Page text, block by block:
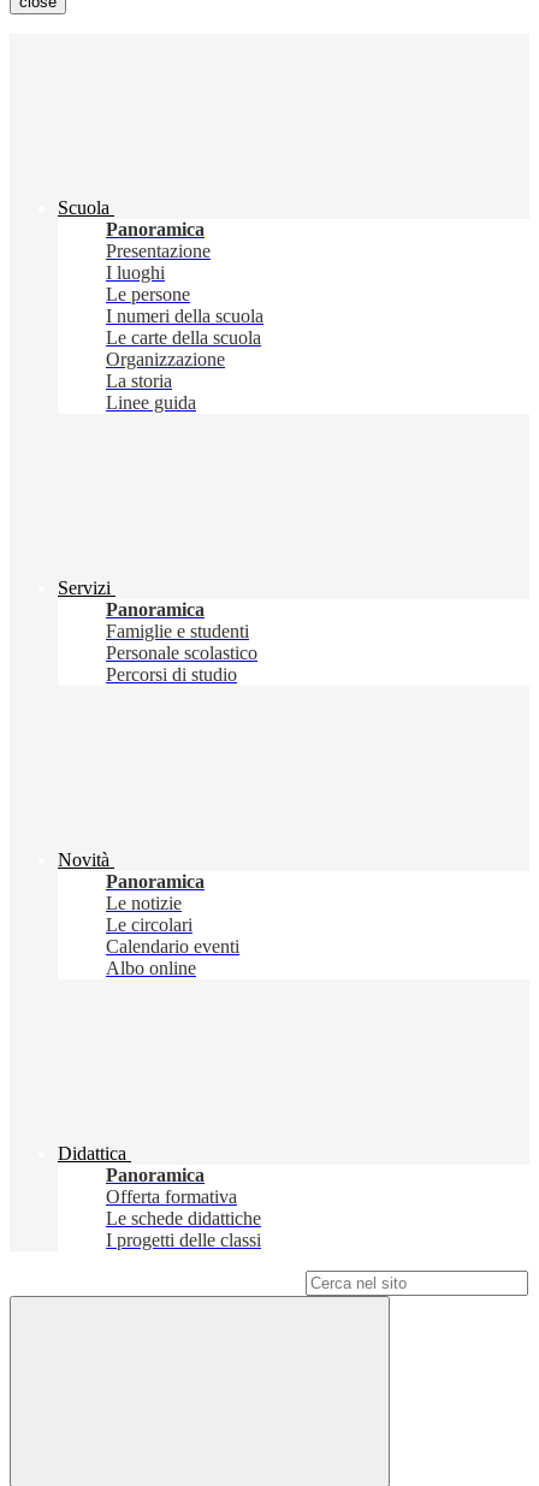
Scuola
Panoramica
Presentazione
I luoghi
Le persone
I numeri della scuola
Le carte della scuola
Organizzazione
La storia
Linee guida
Servizi
Panoramica
Famiglie e studenti
Personale scolastico
Percorsi di studio
Novità
Panoramica
Le notizie
Le circolari
Calendario eventi
Albo online
Didattica
Panoramica
Offerta formativa
Le schede didattiche
I progetti delle classi